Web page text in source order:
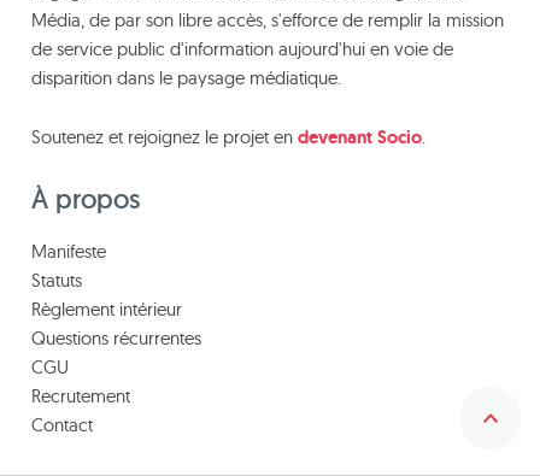
Média, de par son libre accès, s'efforce de remplir la mission
de service public d'information aujourd'hui en voie de
disparition dans le paysage médiatique.
Soutenez et rejoignez le projet en devenant Socio.
À propos
Manifeste
Statuts
Règlement intérieur
Questions récurrentes
CGU
Recrutement
Contact